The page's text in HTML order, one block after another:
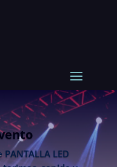
LED